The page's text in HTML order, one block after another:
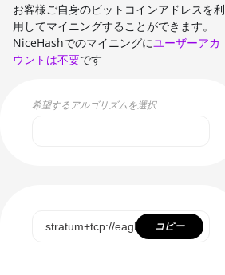
お客様ご自身のビットコインアドレスを利
用してマイニングすることができます。
NiceHashでのマイニングにユーザーアカ
ウントは不要です
希望するアルゴリズムを選択
SHA256ASICBOOST
コピー